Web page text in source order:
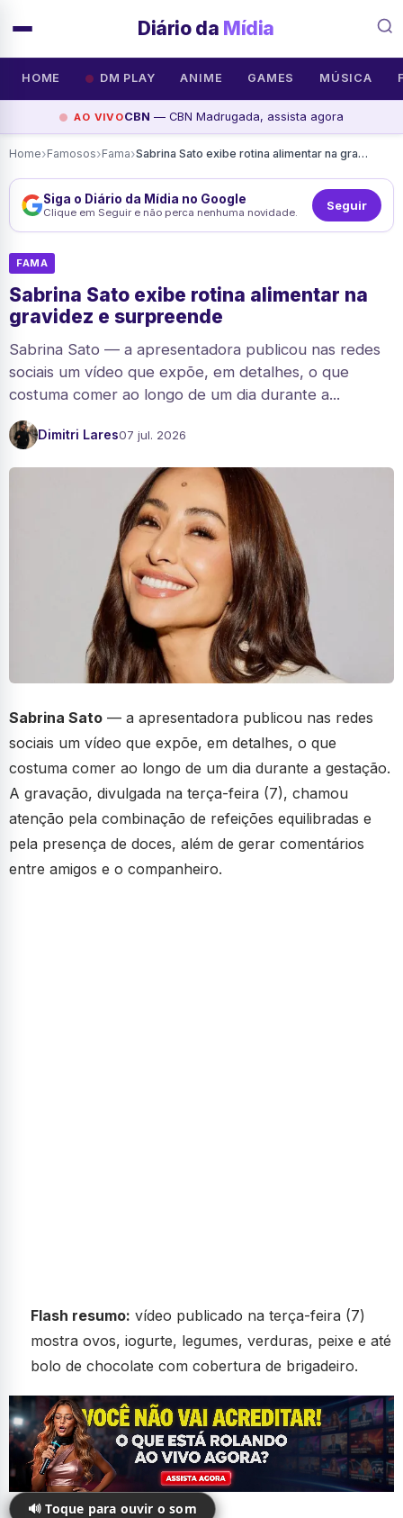
Diário da Mídia
HOME DM PLAY ANIME GAMES MÚSICA
AO VIVOCBN — CBN Madrugada, assista agora
Home›Famosos›Fama› Sabrina Sato exibe rotina alimentar na gravidez e surpreende
Siga o Diário da Mídia no Google
Clique em Seguir e não perca nenhuma novidade. Seguir
FAMA
Sabrina Sato exibe rotina alimentar na
gravidez e surpreende
Sabrina Sato — a apresentadora publicou nas redes
sociais um vídeo que expõe, em detalhes, o que
costuma comer ao longo de um dia durante a...
Dimitri Lares07 jul. 2026
Sabrina Sato — a apresentadora publicou nas redes
sociais um vídeo que expõe, em detalhes, o que
costuma comer ao longo de um dia durante a gestação.
A gravação, divulgada na terça-feira (7), chamou
atenção pela combinação de refeições equilibradas e
pela presença de doces, além de gerar comentários
entre amigos e o companheiro.
Flash resumo: vídeo publicado na terça-feira (7)
mostra ovos, iogurte, legumes, verduras, peixe e até
bolo de chocolate com cobertura de brigadeiro.
🔊 Toque para ouvir o som